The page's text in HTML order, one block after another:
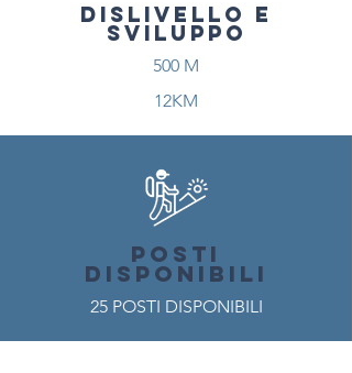
DISLIVELLO E
SVILUPPO
500 M
12KM
POSTI
DISPONIBILI
25 POSTI DISPONIBILI